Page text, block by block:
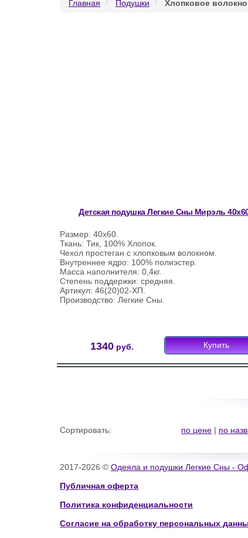
Главная Подушки Хлопковое волокно
Детская подушка Легкие Сны Мирэль
Размер: 40х60.
Ткань: Тик, 100% Хлопок.
Чехол простеган с хлопковым волокном.
Внутреннее ядро: 100% полиэстер.
Масса наполнителя: 0,4кг.
Степень поддержки: средняя.
Артикул: 46(20)02-ХП.
Производство: Легкие Сны.
1340 руб. Купить
по цене | по
Сортировать:
2017-2026 © Одеяла и подушки Легкие Сны -
Публичная оферта
Политика конфиденциальности
Согласие на обработку персональных